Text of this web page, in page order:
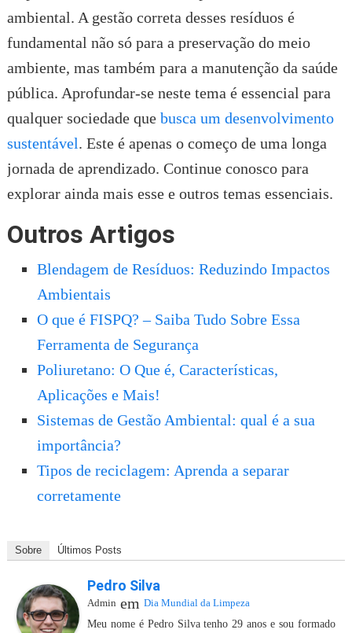
ambiental. A gestão correta desses resíduos é
fundamental não só para a preservação do meio
ambiente, mas também para a manutenção da saúde
pública. Aprofundar-se neste tema é essencial para
qualquer sociedade que busca um desenvolvimento
sustentável. Este é apenas o começo de uma longa
jornada de aprendizado. Continue conosco para
explorar ainda mais esse e outros temas essenciais.
Outros Artigos
Blendagem de Resíduos: Reduzindo Impactos
Ambientais
O que é FISPQ? – Saiba Tudo Sobre Essa
Ferramenta de Segurança
Poliuretano: O Que é, Características,
Aplicações e Mais!
Sistemas de Gestão Ambiental: qual é a sua
importância?
Tipos de reciclagem: Aprenda a separar
corretamente
Sobre Últimos Posts
Pedro Silva
Admin em Dia Mundial da Limpeza
Meu nome é Pedro Silva tenho 29 anos e sou formado